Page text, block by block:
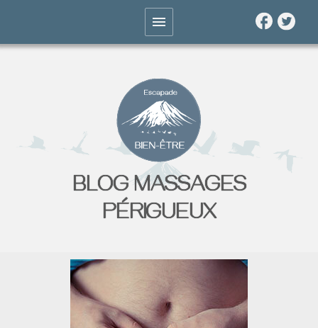
BLOG MASSAGES
PÉRIGUEUX